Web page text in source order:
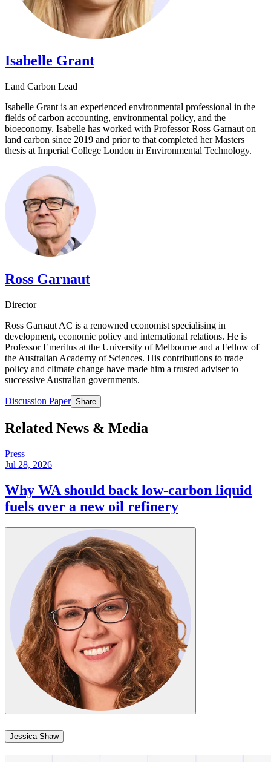
Isabelle Grant​​​​‌ ‍ ​‍​‍‌‍ ‌ ​‍‌‍‍‌‌‍‌ ‌‍‍‌‌‍ ‍​‍​‍​ ‍‍​‍​‍‌ ​ ‌‍​‌‌‍ ‍‌‍‍‌‌ ‌​‌ ‍‌​‍ ‍‌‍‍‌‌‍ ​‍​‍​‍ ​​‍​‍‌‍‍​‌ ​‍‌‍‌‌‌‍‌‍​‍​‍​ ‍‍​‍​‍‌‍‍​‌ ‌​‌ ‌​‌ ​​​ ‍‍​‍ ​‍ ‌‍ ​‌‍ ‌‍​ ‌‍​‌‌‍ ​‌‍‍​‌‍ ‌ ​ ‌ ‌​​ ‍‍​ ​ ​ ​ ​ ​ ​ ​ ​‍ ‌‍‍‌‌‍ ‍‌ ‌​‌‍‌‌‌‍ ‍‌ ‌​​‍ ‌‍‌‌‌‍‌​‌‍‍‌‌ ‌​​‍ ‌‍ ‌‌‍ ‌‍‌​‌‍‌‌​ ‌‌ ​​‌ ​‍‌‍‌‌‌ ​ ‌‍‌‌‌‍ ‍‌ ‌​‌‍​‌‌ ‌​‌‍‍‌‌‍ ‌‍ ‍​ ‍ ‌‍‍‌‌‍‌​​ ‌​ ​‍‌‍​‍​ ‌‍​ ‌‌‌‍‌‍​ ​​​ ‌​‌‍​‌​‍ ‌‌‍​‌​ ‌‌​ ​‍​ ​‌​‍ ‌​ ‌​​ ‌ ​ ‌​‌‍‌‍​‍ ‌​ ‍​‌‍‌‌‌‍‌‍‌‍‌‌​‍ ‌​ ​‌​ ‌‌​ ​​​ ‌​​ ​​​ ​​‌‍​ ​ ​‍‌‍​‌​ ‌​​ ​ ​ ‍‌​ ‍ ‌ ‌​‌ ‍‌‌ ​​‌‍‌‌​ ‌‌‍​‌‌ ‌‌‌ ‌​‌‍‍​‌‍ ‌ ​‍​ ‍ ‌ ​​‌‍​‌‌ ‌​‌‍‍​​ ‌‌‍ ‍‌‍​‌‌‍ ‌‌‍‌‌​ ‌‍​‍‌‍​‌‌ ​ ‌‍‌‌‌‌‌‌‌ ​‍‌‍ ​​ ‌‌‍‍​‌ ‌​‌ ‌​‌ ​​​‍‌‌​ ​ ‌​​‌​‍‌‌​ ​‍‌​‌‍​‍‌‌​ ​‍‌​‌‍‌‍ ​‌‍ ‌‍​ ‌‍​‌‌‍ ​‌‍‍​‌‍ ‌ ​ ‌ ‌​​‍‌‌​ ​ ‌​​‌​ ​ ​ ​ ​ ​ ​ ​ ​‍‌‍‌‍‍‌‌‍‌​​ ‌​ ​‍‌‍​‍​ ‌‍​ ‌‌‌‍‌‍​ ​​​ ‌​‌‍​‌​‍ ‌‌‍​‌​ ‌‌​ ​‍​ ​‌​‍ ‌​ ‌​​ ‌ ​ ‌​‌‍‌‍​‍ ‌​ ‍​‌‍‌‌‌‍‌‍‌‍‌‌​‍ ‌​ ​‌​ ‌‌​ ​​​ ‌​​ ​​​ ​​‌‍​ ​ ​‍‌‍​‌​ ‌​​ ​ ​ ‍‌​‍‌‍‌ ‌​‌ ‍‌‌ ​​‌‍‌‌​ ‌‌‍​‌‌ ‌‌‌ ‌​‌‍‍​‌‍ ‌ ​‍​‍‌‍‌ ​​‌‍​‌‌ ‌​‌‍‍​​ ‌‌‍ ‍‌‍​‌‌‍ ‌‌‍‌‌​‍‌‍‌ ​​‌‍‌‌‌ ​‍‌ ​ ‌ ​​‌‍‌‌‌‍​ ‌ ‌​‌‍‍‌‌ ‌‍‌‍‌‌​ ‌‌ ​​‌ ‌‌‌‍​‍‌‍ ​‌‍‍‌‌ ​ ‌‍‍​‌‍‌‌‌‍‌​​‍​‍‌ ‌
Land Carbon Lead​​​​‌ ‍ ​‍​‍‌‍ ‌ ​‍‌‍‍‌‌‍‌ ‌‍‍‌‌‍ ‍​‍​‍​ ‍‍​‍​‍‌ ​ ‌‍​‌‌‍ ‍‌‍‍‌‌ ‌​‌ ‍‌​‍ ‍‌‍‍‌‌‍ ​‍​‍​‍ ​​‍​‍‌‍‍​‌ ​‍‌‍‌‌‌‍‌‍​‍​‍​ ‍‍​‍​‍‌‍‍​‌ ‌​‌ ‌​‌ ​​​ ‍‍​‍ ​‍ ‌‍ ​‌‍ ‌‍​ ‌‍​‌‌‍ ​‌‍‍​‌‍ ‌ ​ ‌ ‌​​ ‍‍​ ​ ​ ​ ​ ​ ​ ​ ​‍ ‌‍‍‌‌‍ ‍‌ ‌​‌‍‌‌‌‍ ‍‌ ‌​​‍ ‌‍‌‌‌‍‌​‌‍‍‌‌ ‌​​‍ ‌‍ ‌‌‍ ‌‍‌​‌‍‌‌​ ‌‌ ​​‌ ​‍‌‍‌‌‌ ​ ‌‍‌‌‌‍ ‍‌ ‌​‌‍​‌‌ ‌​‌‍‍‌‌‍ ‌‍ ‍​ ‍ ‌‍‍‌‌‍‌​​ ‌​ ​‍‌‍​‍​ ‌‍​ ‌‌‌‍‌‍​ ​​​ ‌​‌‍​‌​‍ ‌‌‍​‌​ ‌‌​ ​‍​ ​‌​‍ ‌​ ‌​​ ‌ ​ ‌​‌‍‌‍​‍ ‌​ ‍​‌‍‌‌‌‍‌‍‌‍‌‌​‍ ‌​ ​‌​ ‌‌​ ​​​ ‌​​ ​​​ ​​‌‍​ ​ ​‍‌‍​‌​ ‌​​ ​ ​ ‍‌​ ‍ ‌ ‌​‌ ‍‌‌ ​​‌‍‌‌​ ‌‌‍​‌‌ ‌‌‌ ‌​‌‍‍​‌‍ ‌ ​‍​ ‍ ‌ ​​‌‍​‌‌ ‌​‌‍‍​​ ‌‌ ‌​‌‍‍‌‌ ‌​‌‍ ​‌‍‌‌​ ‌‍​‍‌‍​‌‌ ​ ‌‍‌‌‌‌‌‌‌ ​‍‌‍ ​​ ‌‌‍‍​‌ ‌​‌ ‌​‌ ​​​‍‌‌​ ​ ‌​​‌​‍‌‌​ ​‍‌​‌‍​‍‌‌​ ​‍‌​‌‍‌‍ ​‌‍ ‌‍​ ‌‍​‌‌‍ ​‌‍‍​‌‍ ‌ ​ ‌ ‌​​‍‌‌​ ​ ‌​​‌​ ​ ​ ​ ​ ​ ​ ​ ​‍‌‍‌‍‍‌‌‍‌​​ ‌​ ​‍‌‍​‍​ ‌‍​ ‌‌‌‍‌‍​ ​​​ ‌​‌‍​‌​‍ ‌‌‍​‌​ ‌‌​ ​‍​ ​‌​‍ ‌​ ‌​​ ‌ ​ ‌​‌‍‌‍​‍ ‌​ ‍​‌‍‌‌‌‍‌‍‌‍‌‌​‍ ‌​ ​‌​ ‌‌​ ​​​ ‌​​ ​​​ ​​‌‍​ ​ ​‍‌‍​‌​ ‌​​ ​ ​ ‍‌​‍‌‍‌ ‌​‌ ‍‌‌ ​​‌‍‌‌​ ‌‌‍​‌‌ ‌‌‌ ‌​‌‍‍​‌‍ ‌ ​‍​‍‌‍‌ ​​‌‍​‌‌ ‌​‌‍‍​​ ‌‌ ‌​‌‍‍‌‌ ‌​‌‍ ​‌‍‌‌​‍‌‍‌ ​​‌‍‌‌‌ ​‍‌ ​ ‌ ​​‌‍‌‌‌‍​ ‌ ‌​‌‍‍‌‌ ‌‍‌‍‌‌​ ‌‌ ​​‌ ‌‌‌‍​‍‌‍ ​‌‍‍‌‌ ​ ‌‍‍​‌‍‌‌‌‍‌​​‍​‍‌ ‌
Isabelle Grant is an experienced environmental professional in the
fields of carbon accounting, environmental policy, and the
bioeconomy. Isabelle has worked with Professor Ross Garnaut on
land carbon since 2019 and prior to that completed her Masters
thesis at Imperial College London in Environmental Technology.​​​​‌ ‍ ​‍​‍‌‍ ‌ ​‍‌‍‍‌‌‍‌ ‌‍‍‌‌‍ ‍​‍​‍​ ‍‍​‍​‍‌ ​ ‌‍​‌‌‍ ‍‌‍‍‌‌ ‌​‌ ‍‌​‍ ‍‌‍‍‌‌‍ ​‍​‍​‍ ​​‍​‍‌‍‍​‌ ​‍‌‍‌‌‌‍‌‍​‍​‍​ ‍‍​‍​‍‌‍‍​‌ ‌​‌ ‌​‌ ​​​ ‍‍​‍ ​‍ ‌‍ ​‌‍ ‌‍​ ‌‍​‌‌‍ ​‌‍‍​‌‍ ‌ ​ ‌ ‌​​ ‍‍​ ​ ​ ​ ​ ​ ​ ​ ​‍ ‌‍‍‌‌‍ ‍‌ ‌​‌‍‌‌‌‍ ‍‌ ‌​​‍ ‌‍‌‌‌‍‌​‌‍‍‌‌ ‌​​‍ ‌‍ ‌‌‍ ‌‍‌​‌‍‌‌​ ‌‌ ​​‌ ​‍‌‍‌‌‌ ​ ‌‍‌‌‌‍ ‍‌ ‌​‌‍​‌‌ ‌​‌‍‍‌‌‍ ‌‍ ‍​ ‍ ‌‍‍‌‌‍‌​​ ‌​ ​‍‌‍​‍​ ‌‍​ ‌‌‌‍‌‍​ ​​​ ‌​‌‍​‌​‍ ‌‌‍​‌​ ‌‌​ ​‍​ ​‌​‍ ‌​ ‌​​ ‌ ​ ‌​‌‍‌‍​‍ ‌​ ‍​‌‍‌‌‌‍‌‍‌‍‌‌​‍ ‌​ ​‌​ ‌‌​ ​​​ ‌​​ ​​​ ​​‌‍​ ​ ​‍‌‍​‌​ ‌​​ ​ ​ ‍‌​ ‍ ‌ ‌​‌ ‍‌‌ ​​‌‍‌‌​ ‌‌‍​‌‌ ‌‌‌ ‌​‌‍‍​‌‍ ‌ ​‍​ ‍ ‌ ​​‌‍​‌‌ ‌​‌‍‍​​ ‌‌‍‌​‌‍‌‌‌ ​ ‌‍​ ‌ ​‍‌‍‍‌‌ ​​‌ ‌​‌‍‍‌‌‍ ‌‍ ‍​ ‌‍​‍‌‍​‌‌ ​ ‌‍‌‌‌‌‌‌‌ ​‍‌‍ ​​ ‌‌‍‍​‌ ‌​‌ ‌​‌ ​​​‍‌‌​ ​ ‌​​‌​‍‌‌​ ​‍‌​‌‍​‍‌‌​ ​‍‌​‌‍‌‍ ​‌‍ ‌‍​ ‌‍​‌‌‍ ​‌‍‍​‌‍ ‌ ​ ‌ ‌​​‍‌‌​ ​ ‌​​‌​ ​ ​ ​ ​ ​ ​ ​ ​‍‌‍‌‍‍‌‌‍‌​​ ‌​ ​‍‌‍​‍​ ‌‍​ ‌‌‌‍‌‍​ ​​​ ‌​‌‍​‌​‍ ‌‌‍​‌​ ‌‌​ ​‍​ ​‌​‍ ‌​ ‌​​ ‌ ​ ‌​‌‍‌‍​‍ ‌​ ‍​‌‍‌‌‌‍‌‍‌‍‌‌​‍ ‌​ ​‌​ ‌‌​ ​​​ ‌​​ ​​​ ​​‌‍​ ​ ​‍‌‍​‌​ ‌​​ ​ ​ ‍‌​‍‌‍‌ ‌​‌ ‍‌‌ ​​‌‍‌‌​ ‌‌‍​‌‌ ‌‌‌ ‌​‌‍‍​‌‍ ‌ ​‍​‍‌‍‌ ​​‌‍​‌‌ ‌​‌‍‍​​ ‌‌‍‌​‌‍‌‌‌ ​ ‌‍​ ‌ ​‍‌‍‍‌‌ ​​‌ ‌​‌‍‍‌‌‍ ‌‍ ‍​‍‌‍‌ ​​‌‍‌‌‌ ​‍‌ ​ ‌ ​​‌‍‌‌‌‍​ ‌ ‌​‌‍‍‌‌ ‌‍‌‍‌‌​ ‌‌ ​​‌ ‌‌‌‍​‍‌‍ ​‌‍‍‌‌ ​ ‌‍‍​‌‍‌‌‌‍‌​​‍​‍‌ ‌
Ross Garnaut​​​​‌ ‍ ​‍​‍‌‍ ‌ ​‍‌‍‍‌‌‍‌ ‌‍‍‌‌‍ ‍​‍​‍​ ‍‍​‍​‍‌ ​ ‌‍​‌‌‍ ‍‌‍‍‌‌ ‌​‌ ‍‌​‍ ‍‌‍‍‌‌‍ ​‍​‍​‍ ​​‍​‍‌‍‍​‌ ​‍‌‍‌‌‌‍‌‍​‍​‍​ ‍‍​‍​‍‌‍‍​‌ ‌​‌ ‌​‌ ​​​ ‍‍​‍ ​‍ ‌‍ ​‌‍ ‌‍​ ‌‍​‌‌‍ ​‌‍‍​‌‍ ‌ ​ ‌ ‌​​ ‍‍​ ​ ​ ​ ​ ​ ​ ​ ​‍ ‌‍‍‌‌‍ ‍‌ ‌​‌‍‌‌‌‍ ‍‌ ‌​​‍ ‌‍‌‌‌‍‌​‌‍‍‌‌ ‌​​‍ ‌‍ ‌‌‍ ‌‍‌​‌‍‌‌​ ‌‌ ​​‌ ​‍‌‍‌‌‌ ​ ‌‍‌‌‌‍ ‍‌ ‌​‌‍​‌‌ ‌​‌‍‍‌‌‍ ‌‍ ‍​ ‍ ‌‍‍‌‌‍‌​​ ‌‌‍​‌​ ​ ‌‍‌‌‌‍​‌‌‍‌‍‌‍​‍​ ‌‌​ ​ ​‍ ‌‌‍​‌​ ‌‌​ ‌​​ ​‍​‍ ‌​ ‌​​ ​‌‌‍​‌​ ‌​​‍ ‌​ ‍​‌‍‌‍‌‍‌​‌‍‌‍​‍ ‌​ ​‍​ ​ ​ ‍​‌‍​ ‌‍​ ​ ‌‍​ ‍‌‌‍​‌​ ​ ‌‍‌​​ ​‍‌‍‌‌​ ‍ ‌ ‌​‌ ‍‌‌ ​​‌‍‌‌​ ‌‌‍​‌‌ ‌‌‌ ‌​‌‍‍​‌‍ ‌ ​‍​ ‍ ‌ ​​‌‍​‌‌ ‌​‌‍‍​​ ‌‌‍ ‍‌‍​‌‌‍ ‌‌‍‌‌​ ‌‍​‍‌‍​‌‌ ​ ‌‍‌‌‌‌‌‌‌ ​‍‌‍ ​​ ‌‌‍‍​‌ ‌​‌ ‌​‌ ​​​‍‌‌​ ​ ‌​​‌​‍‌‌​ ​‍‌​‌‍​‍‌‌​ ​‍‌​‌‍‌‍ ​‌‍ ‌‍​ ‌‍​‌‌‍ ​‌‍‍​‌‍ ‌ ​ ‌ ‌​​‍‌‌​ ​ ‌​​‌​ ​ ​ ​ ​ ​ ​ ​ ​‍‌‍‌‍‍‌‌‍‌​​ ‌‌‍​‌​ ​ ‌‍‌‌‌‍​‌‌‍‌‍‌‍​‍​ ‌‌​ ​ ​‍ ‌‌‍​‌​ ‌‌​ ‌​​ ​‍​‍ ‌​ ‌​​ ​‌‌‍​‌​ ‌​​‍ ‌​ ‍​‌‍‌‍‌‍‌​‌‍‌‍​‍ ‌​ ​‍​ ​ ​ ‍​‌‍​ ‌‍​ ​ ‌‍​ ‍‌‌‍​‌​ ​ ‌‍‌​​ ​‍‌‍‌‌​‍‌‍‌ ‌​‌ ‍‌‌ ​​‌‍‌‌​ ‌‌‍​‌‌ ‌‌‌ ‌​‌‍‍​‌‍ ‌ ​‍​‍‌‍‌ ​​‌‍​‌‌ ‌​‌‍‍​​ ‌‌‍ ‍‌‍​‌‌‍ ‌‌‍‌‌​‍‌‍‌ ​​‌‍‌‌‌ ​‍‌ ​ ‌ ​​‌‍‌‌‌‍​ ‌ ‌​‌‍‍‌‌ ‌‍‌‍‌‌​ ‌‌ ​​‌ ‌‌‌‍​‍‌‍ ​‌‍‍‌‌ ​ ‌‍‍​‌‍‌‌‌‍‌​​‍​‍‌ ‌
Director​​​​‌ ‍ ​‍​‍‌‍ ‌ ​‍‌‍‍‌‌‍‌ ‌‍‍‌‌‍ ‍​‍​‍​ ‍‍​‍​‍‌ ​ ‌‍​‌‌‍ ‍‌‍‍‌‌ ‌​‌ ‍‌​‍ ‍‌‍‍‌‌‍ ​‍​‍​‍ ​​‍​‍‌‍‍​‌ ​‍‌‍‌‌‌‍‌‍​‍​‍​ ‍‍​‍​‍‌‍‍​‌ ‌​‌ ‌​‌ ​​​ ‍‍​‍ ​‍ ‌‍ ​‌‍ ‌‍​ ‌‍​‌‌‍ ​‌‍‍​‌‍ ‌ ​ ‌ ‌​​ ‍‍​ ​ ​ ​ ​ ​ ​ ​ ​‍ ‌‍‍‌‌‍ ‍‌ ‌​‌‍‌‌‌‍ ‍‌ ‌​​‍ ‌‍‌‌‌‍‌​‌‍‍‌‌ ‌​​‍ ‌‍ ‌‌‍ ‌‍‌​‌‍‌‌​ ‌‌ ​​‌ ​‍‌‍‌‌‌ ​ ‌‍‌‌‌‍ ‍‌ ‌​‌‍​‌‌ ‌​‌‍‍‌‌‍ ‌‍ ‍​ ‍ ‌‍‍‌‌‍‌​​ ‌‌‍​‌​ ​ ‌‍‌‌‌‍​‌‌‍‌‍‌‍​‍​ ‌‌​ ​ ​‍ ‌‌‍​‌​ ‌‌​ ‌​​ ​‍​‍ ‌​ ‌​​ ​‌‌‍​‌​ ‌​​‍ ‌​ ‍​‌‍‌‍‌‍‌​‌‍‌‍​‍ ‌​ ​‍​ ​ ​ ‍​‌‍​ ‌‍​ ​ ‌‍​ ‍‌‌‍​‌​ ​ ‌‍‌​​ ​‍‌‍‌‌​ ‍ ‌ ‌​‌ ‍‌‌ ​​‌‍‌‌​ ‌‌‍​‌‌ ‌‌‌ ‌​‌‍‍​‌‍ ‌ ​‍​ ‍ ‌ ​​‌‍​‌‌ ‌​‌‍‍​​ ‌‌ ‌​‌‍‍‌‌ ‌​‌‍ ​‌‍‌‌​ ‌‍​‍‌‍​‌‌ ​ ‌‍‌‌‌‌‌‌‌ ​‍‌‍ ​​ ‌‌‍‍​‌ ‌​‌ ‌​‌ ​​​‍‌‌​ ​ ‌​​‌​‍‌‌​ ​‍‌​‌‍​‍‌‌​ ​‍‌​‌‍‌‍ ​‌‍ ‌‍​ ‌‍​‌‌‍ ​‌‍‍​‌‍ ‌ ​ ‌ ‌​​‍‌‌​ ​ ‌​​‌​ ​ ​ ​ ​ ​ ​ ​ ​‍‌‍‌‍‍‌‌‍‌​​ ‌‌‍​‌​ ​ ‌‍‌‌‌‍​‌‌‍‌‍‌‍​‍​ ‌‌​ ​ ​‍ ‌‌‍​‌​ ‌‌​ ‌​​ ​‍​‍ ‌​ ‌​​ ​‌‌‍​‌​ ‌​​‍ ‌​ ‍​‌‍‌‍‌‍‌​‌‍‌‍​‍ ‌​ ​‍​ ​ ​ ‍​‌‍​ ‌‍​ ​ ‌‍​ ‍‌‌‍​‌​ ​ ‌‍‌​​ ​‍‌‍‌‌​‍‌‍‌ ‌​‌ ‍‌‌ ​​‌‍‌‌​ ‌‌‍​‌‌ ‌‌‌ ‌​‌‍‍​‌‍ ‌ ​‍​‍‌‍‌ ​​‌‍​‌‌ ‌​‌‍‍​​ ‌‌ ‌​‌‍‍‌‌ ‌​‌‍ ​‌‍‌‌​‍‌‍‌ ​​‌‍‌‌‌ ​‍‌ ​ ‌ ​​‌‍‌‌‌‍​ ‌ ‌​‌‍‍‌‌ ‌‍‌‍‌‌​ ‌‌ ​​‌ ‌‌‌‍​‍‌‍ ​‌‍‍‌‌ ​ ‌‍‍​‌‍‌‌‌‍‌​​‍​‍‌ ‌
Ross Garnaut AC is a renowned economist specialising in
development, economic policy and international relations. He is
Professor Emeritus at the University of Melbourne and a Fellow of
the Australian Academy of Sciences. His contributions to trade
policy and climate change have made him a trusted adviser to
successive Australian governments.​​​​‌ ‍ ​‍​‍‌‍ ‌ ​‍‌‍‍‌‌‍‌ ‌‍‍‌‌‍ ‍​‍​‍​ ‍‍​‍​‍‌ ​ ‌‍​‌‌‍ ‍‌‍‍‌‌ ‌​‌ ‍‌​‍ ‍‌‍‍‌‌‍ ​‍​‍​‍ ​​‍​‍‌‍‍​‌ ​‍‌‍‌‌‌‍‌‍​‍​‍​ ‍‍​‍​‍‌‍‍​‌ ‌​‌ ‌​‌ ​​​ ‍‍​‍ ​‍ ‌‍ ​‌‍ ‌‍​ ‌‍​‌‌‍ ​‌‍‍​‌‍ ‌ ​ ‌ ‌​​ ‍‍​ ​ ​ ​ ​ ​ ​ ​ ​‍ ‌‍‍‌‌‍ ‍‌ ‌​‌‍‌‌‌‍ ‍‌ ‌​​‍ ‌‍‌‌‌‍‌​‌‍‍‌‌ ‌​​‍ ‌‍ ‌‌‍ ‌‍‌​‌‍‌‌​ ‌‌ ​​‌ ​‍‌‍‌‌‌ ​ ‌‍‌‌‌‍ ‍‌ ‌​‌‍​‌‌ ‌​‌‍‍‌‌‍ ‌‍ ‍​ ‍ ‌‍‍‌‌‍‌​​ ‌‌‍​‌​ ​ ‌‍‌‌‌‍​‌‌‍‌‍‌‍​‍​ ‌‌​ ​ ​‍ ‌‌‍​‌​ ‌‌​ ‌​​ ​‍​‍ ‌​ ‌​​ ​‌‌‍​‌​ ‌​​‍ ‌​ ‍​‌‍‌‍‌‍‌​‌‍‌‍​‍ ‌​ ​‍​ ​ ​ ‍​‌‍​ ‌‍​ ​ ‌‍​ ‍‌‌‍​‌​ ​ ‌‍‌​​ ​‍‌‍‌‌​ ‍ ‌ ‌​‌ ‍‌‌ ​​‌‍‌‌​ ‌‌‍​‌‌ ‌‌‌ ‌​‌‍‍​‌‍ ‌ ​‍​ ‍ ‌ ​​‌‍​‌‌ ‌​‌‍‍​​ ‌‌‍‌​‌‍‌‌‌ ​ ‌‍​ ‌ ​‍‌‍‍‌‌ ​​‌ ‌​‌‍‍‌‌‍ ‌‍ ‍​ ‌‍​‍‌‍​‌‌ ​ ‌‍‌‌‌‌‌‌‌ ​‍‌‍ ​​ ‌‌‍‍​‌ ‌​‌ ‌​‌ ​​​‍‌‌​ ​ ‌​​‌​‍‌‌​ ​‍‌​‌‍​‍‌‌​ ​‍‌​‌‍‌‍ ​‌‍ ‌‍​ ‌‍​‌‌‍ ​‌‍‍​‌‍ ‌ ​ ‌ ‌​​‍‌‌​ ​ ‌​​‌​ ​ ​ ​ ​ ​ ​ ​ ​‍‌‍‌‍‍‌‌‍‌​​ ‌‌‍​‌​ ​ ‌‍‌‌‌‍​‌‌‍‌‍‌‍​‍​ ‌‌​ ​ ​‍ ‌‌‍​‌​ ‌‌​ ‌​​ ​‍​‍ ‌​ ‌​​ ​‌‌‍​‌​ ‌​​‍ ‌​ ‍​‌‍‌‍‌‍‌​‌‍‌‍​‍ ‌​ ​‍​ ​ ​ ‍​‌‍​ ‌‍​ ​ ‌‍​ ‍‌‌‍​‌​ ​ ‌‍‌​​ ​‍‌‍‌‌​‍‌‍‌ ‌​‌ ‍‌‌ ​​‌‍‌‌​ ‌‌‍​‌‌ ‌‌‌ ‌​‌‍‍​‌‍ ‌ ​‍​‍‌‍‌ ​​‌‍​‌‌ ‌​‌‍‍​​ ‌‌‍‌​‌‍‌‌‌ ​ ‌‍​ ‌ ​‍‌‍‍‌‌ ​​‌ ‌​‌‍‍‌‌‍ ‌‍ ‍​‍‌‍‌ ​​‌‍‌‌‌ ​‍‌ ​ ‌ ​​‌‍‌‌‌‍​ ‌ ‌​‌‍‍‌‌ ‌‍‌‍‌‌​ ‌‌ ​​‌ ‌‌‌‍​‍‌‍ ​‌‍‍‌‌ ​ ‌‍‍​‌‍‌‌‌‍‌​​‍​‍‌ ‌
Discussion Paper​​​​‌ ‍ ​‍​‍‌‍ ‌ ​‍‌‍‍‌‌‍‌ ‌‍‍‌‌‍ ‍​‍​‍​ ‍‍​‍​‍‌ ​ ‌‍​‌‌‍ ‍‌‍‍‌‌ ‌​‌ ‍‌​‍ ‍‌‍‍‌‌‍ ​‍​‍​‍ ​​‍​‍‌‍‍​‌ ​‍‌‍‌‌‌‍‌‍​‍​‍​ ‍‍​‍​‍‌‍‍​‌ ‌​‌ ‌​‌ ​​​ ‍‍​‍ ​‍ ‌‍ ​‌‍ ‌‍​ ‌‍​‌‌‍ ​‌‍‍​‌‍ ‌ ​ ‌ ‌​​ ‍‍​ ​ ​ ​ ​ ​ ​ ​ ​‍ ‌‍‍‌‌‍ ‍‌ ‌​‌‍‌‌‌‍ ‍‌ ‌​​‍ ‌‍‌‌‌‍‌​‌‍‍‌‌ ‌​​‍ ‌‍ ‌‌‍ ‌‍‌​‌‍‌‌​ ‌‌ ​​‌ ​‍‌‍‌‌‌ ​ ‌‍‌‌‌‍ ‍‌ ‌​‌‍​‌‌ ‌​‌‍‍‌‌‍ ‌‍ ‍​ ‍ ‌‍‍‌‌‍‌​​ ‌​ ​‌​ ‌ ‌‍‌‍​ ‌​‌‍​‍‌‍‌‌‌‍‌​‌‍‌‌​‍ ‌‌‍‌​​ ​ ‌‍​‌​ ‌ ​‍ ‌​ ‌​​ ​ ​ ‌‌‌‍​‍​‍ ‌‌‍​‌‌‍‌‍‌‍​‌​ ‍​​‍ ‌‌‍‌‌‌‍​ ​ ‍‌​ ‌‍​ ​‌‌‍​ ​ ‍​​ ​‌​ ‍‌​ ​‌‌‍​‌​ ‌ ​ ‍ ‌ ‌​‌ ‍‌‌ ​​‌‍‌‌​ ‌‌ ‌ ‌‍ ‌ ​‍‌‍‍ ​ ‍ ‌ ​​‌‍​‌‌ ‌​‌‍‍​​ ‌‌‍‌​‌‍ ‌ ‌ ‌‍ ‍‌‍ ​‌‍ ‌‍​‌‌‍‌​‌ ​ ‌​​‌‌‍ ‍‌‍‌​‌​ ​‌‍‍‌‌‍ ‍‌‍‍ ‌ ​ ​‍‌‌​ ‌‌‌​​‍‌‌ ‌‍‍ ‌‍‌‌‌ ‍‌​‍‌‌​ ​ ‌​‌​​‍‌‌​ ​ ‌​‌​​‍‌‌​ ​‍​ ​‍‌‍​ ‌‍‌​​ ​‌​ ‍​​ ‌​​ ‌‍​ ‍‌‌‍​ ​ ‌ ​ ‌‌​ ​​‌‍‌‍​‍‌‌​ ​‍​ ​‍​‍‌‌​ ‌‌‌​‌​​‍ ‍‌ ‌​‌‍‍‌‌ ‌​‌‍ ​‌‍‌‌​ ‌‍​‍‌‍​‌‌ ​ ‌‍‌‌‌‌‌‌‌ ​‍‌‍ ​​ ‌‌‍‍​‌ ‌​‌ ‌​‌ ​​​‍‌‌​ ​ ‌​​‌​‍‌‌​ ​‍‌​‌‍​‍‌‌​ ​‍‌​‌‍‌‍ ​‌‍ ‌‍​ ‌‍​‌‌‍ ​‌‍‍​‌‍ ‌ ​ ‌ ‌​​‍‌‌​ ​ ‌​​‌​ ​ ​ ​ ​ ​ ​ ​ ​‍‌‍‌‍‍‌‌‍‌​​ ‌​ ​‌​ ‌ ‌‍‌‍​ ‌​‌‍​‍‌‍‌‌‌‍‌​‌‍‌‌​‍ ‌‌‍‌​​ ​ ‌‍​‌​ ‌ ​‍ ‌​ ‌​​ ​ ​ ‌‌‌‍​‍​‍ ‌‌‍​‌‌‍‌‍‌‍​‌​ ‍​​‍ ‌‌‍‌‌‌‍​ ​ ‍‌​ ‌‍​ ​‌‌‍​ ​ ‍​​ ​‌​ ‍‌​ ​‌‌‍​‌​ ‌ ​‍‌‍‌ ‌​‌ ‍‌‌ ​​‌‍‌‌​ ‌‌ ‌ ‌‍ ‌ ​‍‌‍‍ ​‍‌‍‌ ​​‌‍​‌‌ ‌​‌‍‍​​ ‌‌‍‌​‌‍ ‌ ‌ ‌‍ ‍‌‍ ​‌‍ ‌‍​‌‌‍‌​‌ ​ ‌​​‌‌‍ ‍‌‍‌​‌​ ​‌‍‍‌‌‍ ‍‌‍‍ ‌ ​ ​‍‌‌​ ‌‌‌​​‍‌‌ ‌‍‍ ‌‍‌‌‌ ‍‌​‍‌‌​ ​ ‌​‌​​‍‌‌​ ​ ‌​‌​​‍‌‌​ ​‍​ ​‍‌‍​ ‌‍‌​​ ​‌​ ‍​​ ‌​​ ‌‍​ ‍‌‌‍​ ​ ‌ ​ ‌‌​ ​​‌‍‌‍​‍‌‌​ ​‍​ ​‍​‍‌‌​ ‌‌‌​‌​​‍ ‍‌ ‌​‌‍‍‌‌ ‌​‌‍ ​‌‍‌‌​‍‌‍‌ ​​‌‍‌‌‌ ​‍‌ ​ ‌ ​​‌‍‌‌‌‍​ ‌ ‌​‌‍‍‌‌ ‌‍‌‍‌‌​ ‌‌ ​​‌ ‌‌‌‍​‍‌‍ ​‌‍‍‌‌ ​ ‌‍‍​‌‍‌‌‌‍‌​​‍​‍‌ ‌ Share
Related News & Media
Press
Jul 28, 2026
Why WA should back low-carbon liquid
fuels over a new oil refinery​​​​‌ ‍ ​‍​‍‌‍ ‌ ​‍‌‍‍‌‌‍‌ ‌‍‍‌‌‍ ‍​‍​‍​ ‍‍​‍​‍‌ ​ ‌‍​‌‌‍ ‍‌‍‍‌‌ ‌​‌ ‍‌​‍ ‍‌‍‍‌‌‍ ​‍​‍​‍ ​​‍​‍‌‍‍​‌ ​‍‌‍‌‌‌‍‌‍​‍​‍​ ‍‍​‍​‍‌‍‍​‌ ‌​‌ ‌​‌ ​​​ ‍‍​‍ ​‍ ‌‍ ​‌‍ ‌‍​ ‌‍​‌‌‍ ​‌‍‍​‌‍ ‌ ​ ‌ ‌​​ ‍‍​ ​ ​ ​ ​ ​ ​ ​ ​‍ ‌‍‍‌‌‍ ‍‌ ‌​‌‍‌‌‌‍ ‍‌ ‌​​‍ ‌‍‌‌‌‍‌​‌‍‍‌‌ ‌​​‍ ‌‍ ‌‌‍ ‌‍‌​‌‍‌‌​ ‌‌ ​​‌ ​‍‌‍‌‌‌ ​ ‌‍‌‌‌‍ ‍‌ ‌​‌‍​‌‌ ‌​‌‍‍‌‌‍ ‌‍ ‍​ ‍ ‌‍‍‌‌‍‌​​ ‌​ ‌‌​ ​ ‌‍​ ​ ​‍​ ‌​​ ​​‌‍‌‌‌‍​ ​‍ ‌​ ​ ‌‍‌‌​ ​‌​ ‌‌​‍ ‌​ ‌​‌‍​ ​ ‍‌​ ​ ​‍ ‌‌‍​‌​ ‌​‌‍‌‌‌‍‌‍​‍ ‌‌‍‌‍​ ​‍​ ‌‍​ ‍​​ ‍‌​ ​‍‌‍‌​​ ‌‍​ ‍​‌‍​‍‌‍‌​‌‍​‌​ ‍ ‌ ‌​‌ ‍‌‌ ​​‌‍‌‌​ ‌‌‍ ‍‌‍‌‌‌ ‌ ‌ ​ ​ ‍ ‌ ​​‌‍​‌‌ ‌​‌‍‍​​ ‌‌ ‌​‌‍‍‌‌ ‌​‌‍ ​‌‍‌‌​ ‌‍​‍‌‍​‌‌ ​ ‌‍‌‌‌‌‌‌‌ ​‍‌‍ ​​ ‌‌‍‍​‌ ‌​‌ ‌​‌ ​​​‍‌‌​ ​ ‌​​‌​‍‌‌​ ​‍‌​‌‍​‍‌‌​ ​‍‌​‌‍‌‍ ​‌‍ ‌‍​ ‌‍​‌‌‍ ​‌‍‍​‌‍ ‌ ​ ‌ ‌​​‍‌‌​ ​ ‌​​‌​ ​ ​ ​ ​ ​ ​ ​ ​‍‌‍‌‍‍‌‌‍‌​​ ‌​ ‌‌​ ​ ‌‍​ ​ ​‍​ ‌​​ ​​‌‍‌‌‌‍​ ​‍ ‌​ ​ ‌‍‌‌​ ​‌​ ‌‌​‍ ‌​ ‌​‌‍​ ​ ‍‌​ ​ ​‍ ‌‌‍​‌​ ‌​‌‍‌‌‌‍‌‍​‍ ‌‌‍‌‍​ ​‍​ ‌‍​ ‍​​ ‍‌​ ​‍‌‍‌​​ ‌‍​ ‍​‌‍​‍‌‍‌​‌‍​‌​‍‌‍‌ ‌​‌ ‍‌‌ ​​‌‍‌‌​ ‌‌‍ ‍‌‍‌‌‌ ‌ ‌ ​ ​‍‌‍‌ ​​‌‍​‌‌ ‌​‌‍‍​​ ‌‌ ‌​‌‍‍‌‌ ‌​‌‍ ​‌‍‌‌​‍‌‍‌ ​​‌‍‌‌‌ ​‍‌ ​ ‌ ​​‌‍‌‌‌‍​ ‌ ‌​‌‍‍‌‌ ‌‍‌‍‌‌​ ‌‌ ​​‌ ‌‌‌‍​‍‌‍ ​‌‍‍‌‌ ​ ‌‍‍​‌‍‌‌‌‍‌​​‍​‍‌ ‌
Jessica Shaw​​​​‌ ‍ ​‍​‍‌‍ ‌ ​‍‌‍‍‌‌‍‌ ‌‍‍‌‌‍ ‍​‍​‍​ ‍‍​‍​‍‌ ​ ‌‍​‌‌‍ ‍‌‍‍‌‌ ‌​‌ ‍‌​‍ ‍‌‍‍‌‌‍ ​‍​‍​‍ ​​‍​‍‌‍‍​‌ ​‍‌‍‌‌‌‍‌‍​‍​‍​ ‍‍​‍​‍‌‍‍​‌ ‌​‌ ‌​‌ ​​​ ‍‍​‍ ​‍ ‌‍ ​‌‍ ‌‍​ ‌‍​‌‌‍ ​‌‍‍​‌‍ ‌ ​ ‌ ‌​​ ‍‍​ ​ ​ ​ ​ ​ ​ ​ ​‍ ‌‍‍‌‌‍ ‍‌ ‌​‌‍‌‌‌‍ ‍‌ ‌​​‍ ‌‍‌‌‌‍‌​‌‍‍‌‌ ‌​​‍ ‌‍ ‌‌‍ ‌‍‌​‌‍‌‌​ ‌‌ ​​‌ ​‍‌‍‌‌‌ ​ ‌‍‌‌‌‍ ‍‌ ‌​‌‍​‌‌ ‌​‌‍‍‌‌‍ ‌‍ ‍​ ‍ ‌‍‍‌‌‍‌​​ ‌​ ‌​​ ​‌​ ‌ ‌‍‌‍​ ‍​‌‍‌‍‌‍​ ​ ‌‌​‍ ‌‌‍​‍​ ‌‍​ ‌​‌‍​‌​‍ ‌​ ‌​‌‍​‌​ ​‍​ ‍​​‍ ‌​ ‍‌​ ‌‌​ ‌ ​ ‌‌​‍ ‌‌‍​ ​ ‍‌​ ​​​ ​​‌‍​‌‌‍‌‍‌‍​‌​ ​‍‌‍‌‍​ ‌ ​ ‍​​ ‌‍​ ‍ ‌ ‌​‌ ‍‌‌ ​​‌‍‌‌​ ‌‌‍​‌‌ ‌‌‌ ‌​‌‍‍​‌‍ ‌ ​‍​ ‍ ‌ ​​‌‍​‌‌ ‌​‌‍‍​​ ‌‌‍ ‍‌‍​‌‌‍ ‌‌‍‌‌​ ‌‍​‍‌‍​‌‌ ​ ‌‍‌‌‌‌‌‌‌ ​‍‌‍ ​​ ‌‌‍‍​‌ ‌​‌ ‌​‌ ​​​‍‌‌​ ​ ‌​​‌​‍‌‌​ ​‍‌​‌‍​‍‌‌​ ​‍‌​‌‍‌‍ ​‌‍ ‌‍​ ‌‍​‌‌‍ ​‌‍‍​‌‍ ‌ ​ ‌ ‌​​‍‌‌​ ​ ‌​​‌​ ​ ​ ​ ​ ​ ​ ​ ​‍‌‍‌‍‍‌‌‍‌​​ ‌​ ‌​​ ​‌​ ‌ ‌‍‌‍​ ‍​‌‍‌‍‌‍​ ​ ‌‌​‍ ‌‌‍​‍​ ‌‍​ ‌​‌‍​‌​‍ ‌​ ‌​‌‍​‌​ ​‍​ ‍​​‍ ‌​ ‍‌​ ‌‌​ ‌ ​ ‌‌​‍ ‌‌‍​ ​ ‍‌​ ​​​ ​​‌‍​‌‌‍‌‍‌‍​‌​ ​‍‌‍‌‍​ ‌ ​ ‍​​ ‌‍​‍‌‍‌ ‌​‌ ‍‌‌ ​​‌‍‌‌​ ‌‌‍​‌‌ ‌‌‌ ‌​‌‍‍​‌‍ ‌ ​‍​‍‌‍‌ ​​‌‍​‌‌ ‌​‌‍‍​​ ‌‌‍ ‍‌‍​‌‌‍ ‌‌‍‌‌​‍‌‍‌ ​​‌‍‌‌‌ ​‍‌ ​ ‌ ​​‌‍‌‌‌‍​ ‌ ‌​‌‍‍‌‌ ‌‍‌‍‌‌​ ‌‌ ​​‌ ‌‌‌‍​‍‌‍ ​‌‍‍‌‌ ​ ‌‍‍​‌‍‌‌‌‍‌​​‍​‍‌ ‌